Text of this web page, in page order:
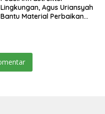
Lingkungan, Agus Uriansyah
Bantu Material Perbaikan